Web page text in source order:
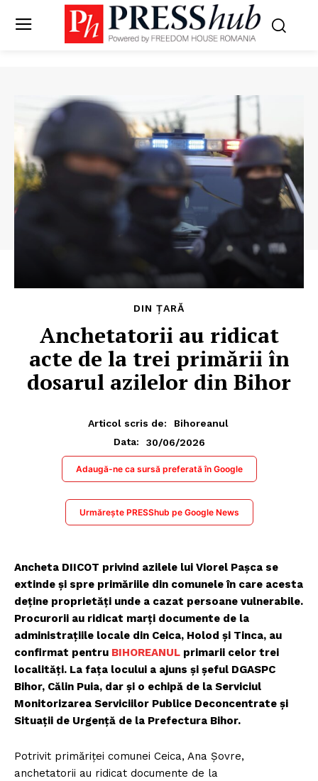
DIN ȚARĂ
Anchetatorii au ridicat
acte de la trei primării în
dosarul azilelor din Bihor
Articol scris de:
Bihoreanul
Data:
30/06/2026
Adaugă-ne ca sursă preferată în Google
Urmărește PRESShub pe Google News
Ancheta DIICOT privind azilele lui Viorel Pașca se
extinde și spre primăriile din comunele în care acesta
deţine proprietăţi unde a cazat persoane vulnerabile.
Procurorii au ridicat marţi documente de la
administrațiile locale din Ceica, Holod și Tinca, au
confirmat pentru BIHOREANUL primarii celor trei
localităţi. La faţa locului a ajuns şi şeful DGASPC
Bihor, Călin Puia, dar şi o echipă de la Serviciul
Monitorizarea Serviciilor Publice Deconcentrate şi
Situații de Urgență de la Prefectura Bihor.
Potrivit primăriței comunei Ceica, Ana Șovre,
anchetatorii au ridicat documente de la